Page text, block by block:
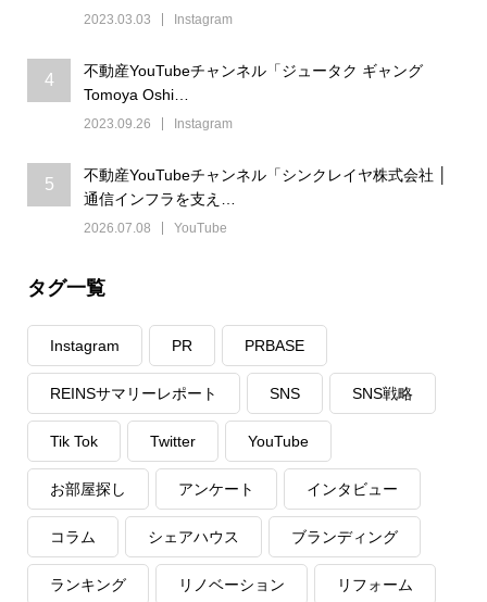
2023.03.03 Instagram
4
不動産YouTubeチャンネル「ジュータク ギャング
Tomoya Oshi…
2023.09.26 Instagram
5
不動産YouTubeチャンネル「シンクレイヤ株式会社 │
通信インフラを支え…
2026.07.08 YouTube
タグ一覧
Instagram PR PRBASE
REINSサマリーレポート SNS SNS戦略
Tik Tok Twitter YouTube
お部屋探し アンケート インタビュー
コラム シェアハウス ブランディング
ランキング リノベーション リフォーム